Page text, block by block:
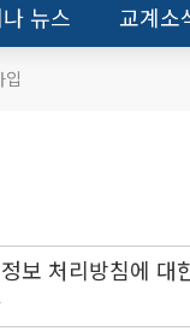
뉴스 교계소
입
보 처리방침에